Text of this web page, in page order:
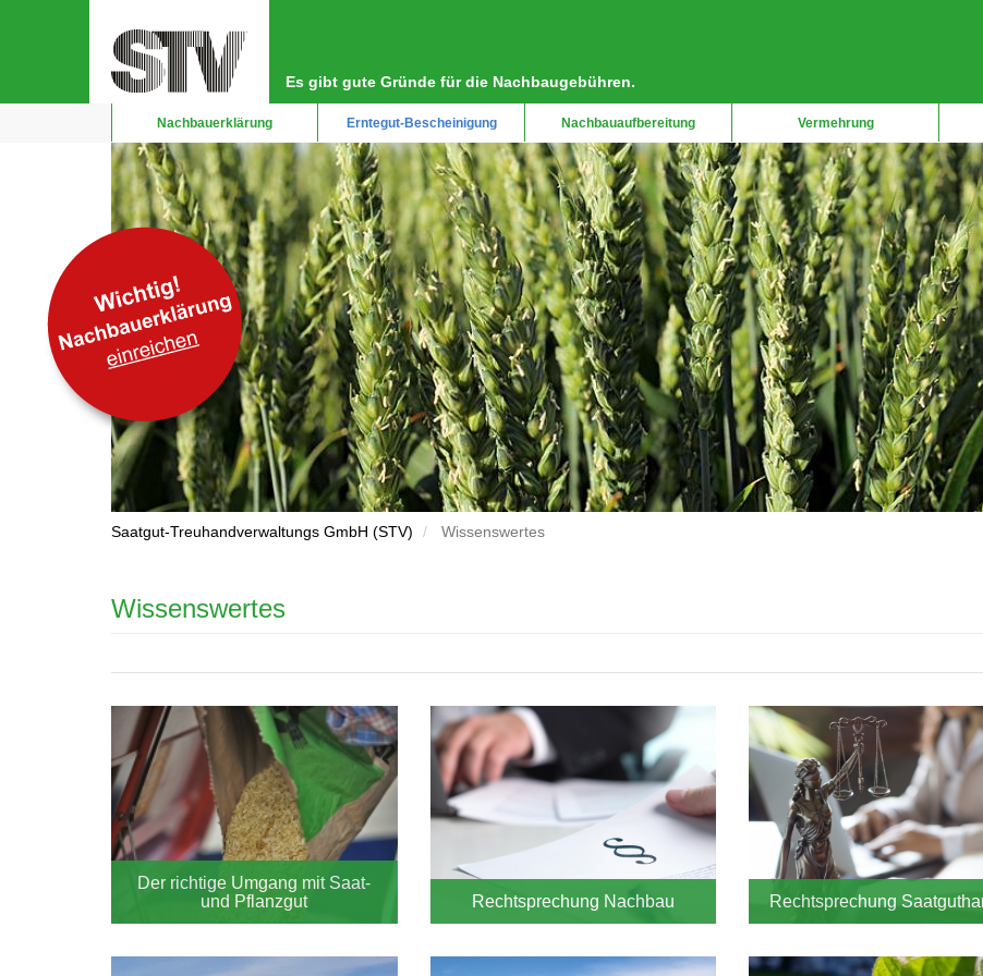
Es gibt gute Gründe für die Nachbaugebühren.
Hauptnavigation
Nachbauerklärung Erntegut-Bescheinigung Nachbauaufbereitung Vermehrung
Saatgut-Treuhandverwaltungs GmbH (STV) Wissenswertes
Wissenswertes
Blocknavigation
Wissenswertes
Der richtige Umgang mit Saat-
und Pflanzgut
Rechtsprechung Nachbau Rechtsprechung